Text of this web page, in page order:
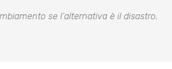
se l’alternativa è il disastro.